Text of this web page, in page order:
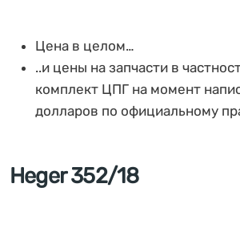
Цена в целом…
..и цены на запчасти в
комплект ЦПГ на момент
долларов по официальному
Heger 352/18